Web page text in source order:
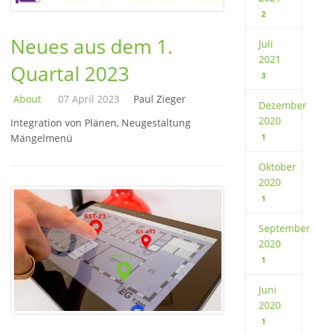
Neues aus dem 1.
Quartal 2023
About 07 April 2023
Paul Zieger
Integration von Plänen, Neugestaltung
Mängelmenü
2
Juli
2021
3
Dezember
2020
1
Oktober
2020
1
September
2020
1
Juni
2020
1